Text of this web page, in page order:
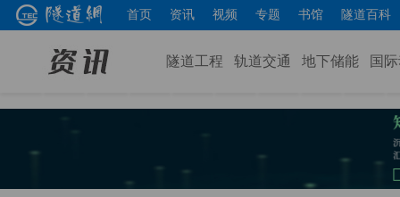
首页 资讯 视频 专题 书馆 隧道百科
隧道工程 轨道交通 地下储能 国